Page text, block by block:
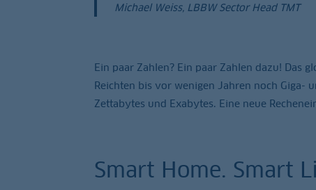
Michael Weiss, LBBW Sector Head TMT
Ein paar Zahlen? Ein paar Zahlen dazu! Das
Reichten bis vor wenigen Jahren noch Giga-
Zettabytes und Exabytes. Eine neue
Smart Home. Smart